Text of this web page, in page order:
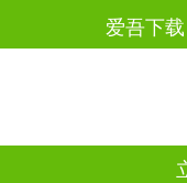
爱吾下载